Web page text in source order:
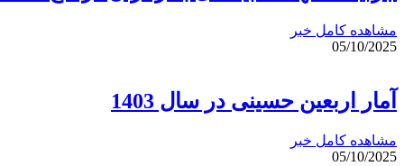
مشاهده کامل خبر
05/10/2025
آمار اربعین حسینی در سال 1403
مشاهده کامل خبر
05/10/2025